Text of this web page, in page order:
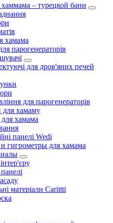
– турецкой бани
хамама
парогенераторів
для дров'яних печей
для парогенераторів
для хамаму
для хамама
панелі Wedi
гигрометры для хамама
матеріали Cariitti